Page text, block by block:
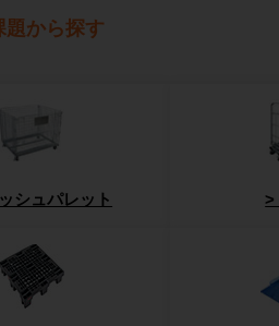
題から探す
シュパレット